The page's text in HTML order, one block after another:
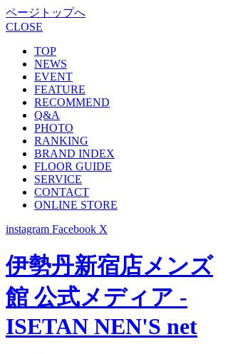
ページトップへ
CLOSE
TOP
NEWS
EVENT
FEATURE
RECOMMEND
Q&A
PHOTO
RANKING
BRAND INDEX
FLOOR GUIDE
SERVICE
CONTACT
ONLINE STORE
instagram Facebook X
伊勢丹新宿店メンズ
館 公式メディア -
ISETAN NEN'S net